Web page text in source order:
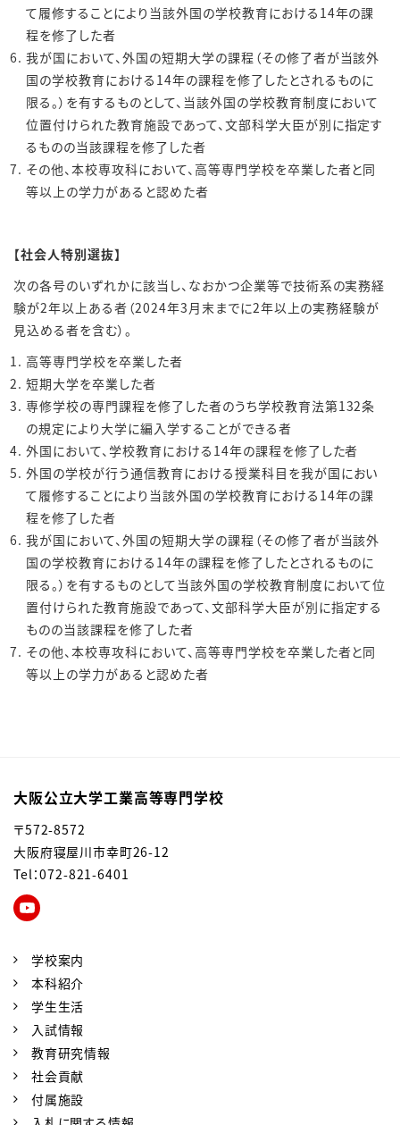
て履修することにより当該外国の学校教育における14年の課
程を修了した者
我が国において、外国の短期大学の課程（その修了者が当該外
国の学校教育における14年の課程を修了したとされるものに
限る。）を有するものとして、当該外国の学校教育制度において
位置付けられた教育施設であって、文部科学大臣が別に指定す
るものの当該課程を修了した者
その他、本校専攻科において、高等専門学校を卒業した者と同
等以上の学力があると認めた者
【社会人特別選抜】
次の各号のいずれかに該当し、なおかつ企業等で技術系の実務経
験が2年以上ある者（2024年3月末までに2年以上の実務経験が
見込める者を含む）。
高等専門学校を卒業した者
短期大学を卒業した者
専修学校の専門課程を修了した者のうち学校教育法第132条
の規定により大学に編入学することができる者
外国において、学校教育における14年の課程を修了した者
外国の学校が行う通信教育における授業科目を我が国におい
て履修することにより当該外国の学校教育における14年の課
程を修了した者
我が国において、外国の短期大学の課程（その修了者が当該外
国の学校教育における14年の課程を修了したとされるものに
限る。）を有するものとして当該外国の学校教育制度において位
置付けられた教育施設であって、文部科学大臣が別に指定する
ものの当該課程を修了した者
その他、本校専攻科において、高等専門学校を卒業した者と同
等以上の学力があると認めた者
大阪公立大学工業高等専門学校
〒572-8572
大阪府寝屋川市幸町26-12
Tel：072-821-6401
学校案内
本科紹介
学生生活
入試情報
教育研究情報
社会貢献
付属施設